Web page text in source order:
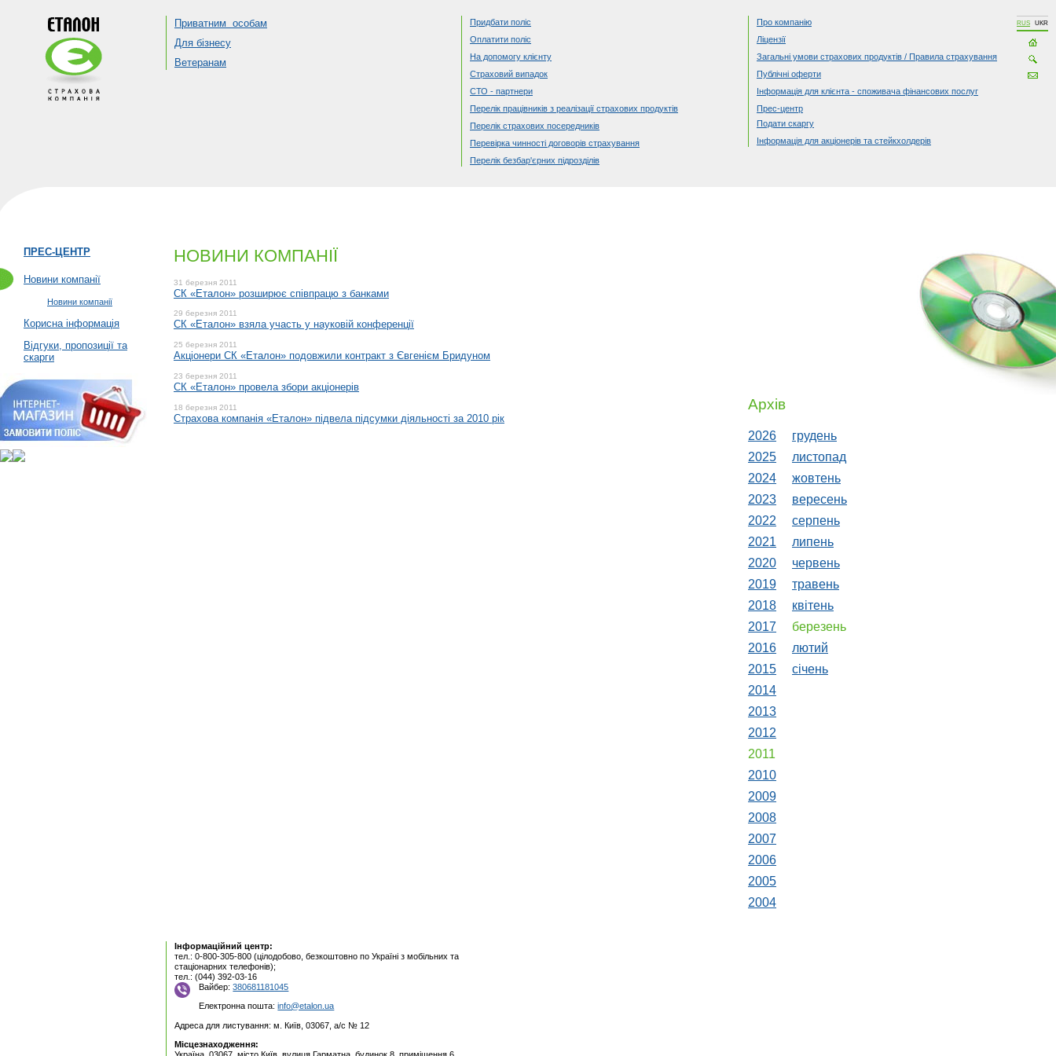
Приватним особам
Для бізнесу
Ветеранам
Придбати поліс
Оплатити поліс
На допомогу клієнту
Страховий випадок
СТО - партнери
Перелік працівників з реалізації страхових продуктів
Перелік страхових посередників
Перевірка чинності договорів страхування
Перелік безбар'єрних підрозділів
Про компанію
Ліцензії
Загальні умови страхових продуктів / Правила страхування
Публічні оферти
Інформація для клієнта - споживача фінансових послуг
Прес-центр
Подати скаргу
Інформація для акціонерів та стейкхолдерів
RUS UKR
ПРЕС-ЦЕНТР
Новини компанії
Новини компанії
Корисна інформація
Відгуки, пропозиції та
скарги
НОВИНИ КОМПАНІЇ
31 березня 2011
СК «Еталон» розширює співпрацю з банками
29 березня 2011
СК «Еталон» взяла участь у науковій конференції
25 березня 2011
Акціонери СК «Еталон» подовжили контракт з Євгенієм Бридуном
23 березня 2011
СК «Еталон» провела збори акціонерів
18 березня 2011
Страхова компанія «Еталон» підвела підсумки діяльності за 2010 рік
Архів
2026
2025
2024
2023
2022
2021
2020
2019
2018
2017
2016
2015
2014
2013
2012
2011
2010
2009
2008
2007
2006
2005
2004
грудень
листопад
жовтень
вересень
серпень
липень
червень
травень
квiтень
березень
лютий
сiчень
Інформаційний центр:
тел.: 0-800-305-800 (цілодобово, безкоштовно по Україні з мобільних та
стаціонарних телефонів);
тел.: (044) 392-03-16
Вайбер:380681181045
Електронна пошта:info@etalon.ua
Адреса для листування: м. Київ, 03067, а/с № 12
Місцезнаходження: